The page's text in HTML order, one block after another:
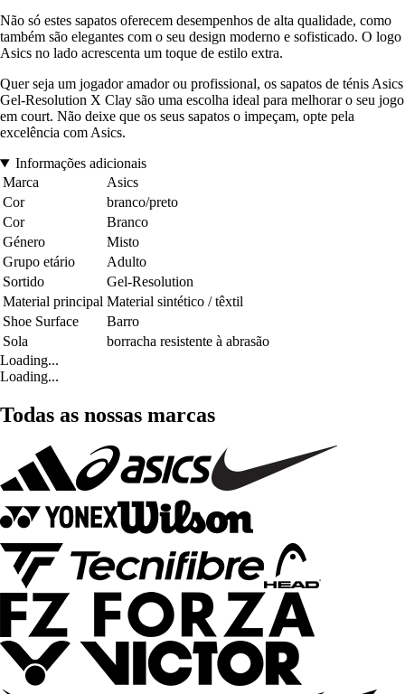
Não só estes sapatos oferecem desempenhos de alta qualidade, como
também são elegantes com o seu design moderno e sofisticado. O logo
Asics no lado acrescenta um toque de estilo extra.
Quer seja um jogador amador ou profissional, os sapatos de ténis Asics
Gel-Resolution X Clay são uma escolha ideal para melhorar o seu jogo
em court. Não deixe que os seus sapatos o impeçam, opte pela
excelência com Asics.
Informações adicionais
Marca
Asics
Cor
branco/preto
Cor
Branco
Género
Misto
Grupo etário
Adulto
Sortido
Gel-Resolution
Material principal Material sintético / têxtil
Shoe Surface
Barro
Sola
borracha resistente à abrasão
Loading...
Loading...
Todas as nossas marcas